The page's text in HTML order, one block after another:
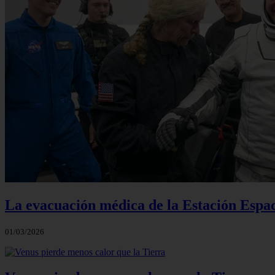
La evacuación médica de la Estación
01/03/2026